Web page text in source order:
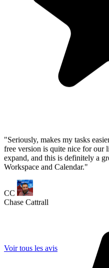
free version is quite nice for
expand, and this is definitely a
Workspace and Calendar."
Voir tous les avis